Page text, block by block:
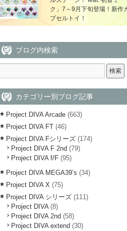
ク」7～9月下旬登場！新作
プセルトイ！
ブログ内検索
カテゴリー別ブログ記事
Project DIVA Arcade (663)
Project DIVA FT (46)
Project DIVA Fシリーズ (174)
Project DIVA F 2nd (79)
Project DIVA f/F (95)
Project DIVA MEGA39’s (34)
Project DIVA X (75)
Project DIVA シリーズ (111)
Project DIVA(8)
Project DIVA 2nd (58)
Project DIVA extend (30)